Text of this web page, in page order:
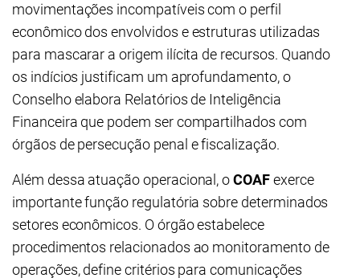
movimentações incompatíveis com o perfil
econômico dos envolvidos e estruturas utilizadas
para mascarar a origem ilícita de recursos. Quando
os indícios justificam um aprofundamento, o
Conselho elabora Relatórios de Inteligência
Financeira que podem ser compartilhados com
órgãos de persecução penal e fiscalização.
Além dessa atuação operacional, oCOAFexerce
importante função regulatória sobre determinados
setores econômicos. O órgão estabelece
procedimentos relacionados ao monitoramento de
operações, define critérios para comunicações